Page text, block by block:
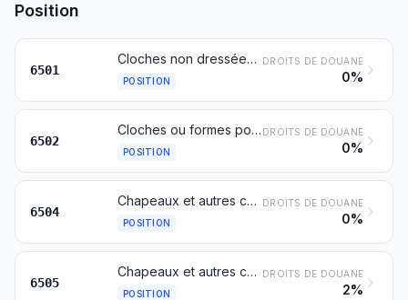
Position
6501
Cloches non dressées (mises en forme) ni tournurées (mises en tournure), plateaux (disques), manchons (cylindres) même fendus dans le sens de la hauteur, en feutre, pour chapeaux
POSITION
DROITS DE DOUANE
0%
6502
Cloches ou formes pour chapeaux, tressées ou fabriquées par l'assemblage de bandes en toutes matières, non dressées (mises en forme) ni tournurées (mises en tournure) ni garnies
POSITION
DROITS DE DOUANE
0%
6504
Chapeaux et autres coiffures, tressés ou fabriqués par l'assemblage de bandes en toutes matières, même garnis
POSITION
DROITS DE DOUANE
0%
6505
Chapeaux et autres coiffures en bonneterie ou confectionnés à l'aide de dentelles, de feutre ou d'autres produits textiles, en pièces (mais non en bandes), même garnis; résilles et filets à cheveux en toutes matières, même garnis
POSITION
DROITS DE DOUANE
2%